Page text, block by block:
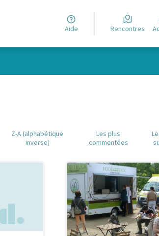
Aide Rencontres
Z-A (alphabétique
inverse)
Les plus
commentées